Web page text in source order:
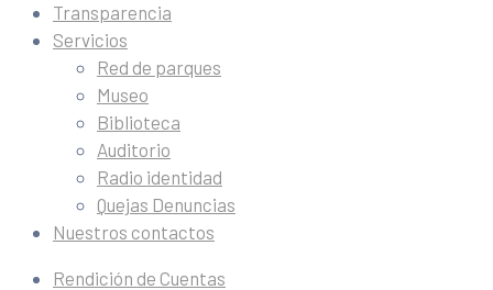
Transparencia
Servicios
Red de parques
Museo
Biblioteca
Auditorio
Radio identidad
Quejas Denuncias
Nuestros contactos
Rendición de Cuentas